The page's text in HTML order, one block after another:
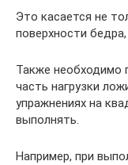
Это касается не
поверхности
Также необходимо
часть нагрузки
упражнениях на
выполнять.
Например, при